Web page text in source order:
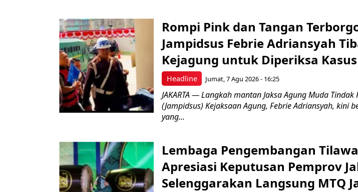
Headline
Rompi Pink dan Tangan
Jampidsus Febrie Adriansyah
Kejagung untuk Diperiksa Kasus
Jumat, 7 Agu 2026 - 16:25
JAKARTA — Langkah mantan Jaksa Agung Muda Tindak
(Jampidsus) Kejaksaan Agung, Febrie Adriansyah, kini
yang...
Lembaga Pengembangan
Apresiasi Keputusan Pemprov
Selenggarakan Langsung MTQ